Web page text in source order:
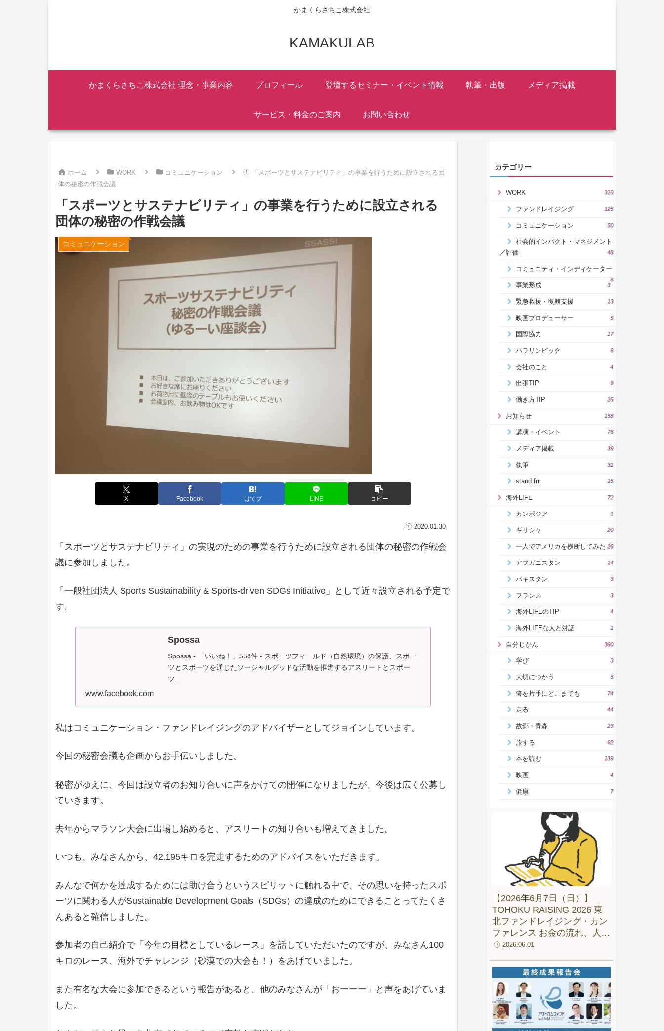
かまくらさちこ株式会社
KAMAKULAB
かまくらさちこ株式会社 理念・事業内容 プロフィール 登壇するセミナー・イベント情報 執筆・出版 メディア掲載
サービス・料金のご案内 お問い合わせ
ホーム WORK コミュニケーション
「スポーツとサステナビリティ」の事業を行うために設立される団
体の秘密の作戦会議
「スポーツとサステナビリティ」の事業を行うために設立される
団体の秘密の作戦会議
コミュニケーション
X Facebook はてブ LINE コピー
2020.01.30
「スポーツとサステナビリティ」の実現のための事業を行うために設立される団体の秘密の作戦会
議に参加しました。
「一般社団法人 Sports Sustainability & Sports-driven SDGs Initiative」として近々設立される予定で
す。
Spossa
Spossa - 「いいね！」558件 - スポーツフィールド（自然環境）の保護、スポー
ツとスポーツを通じたソーシャルグッドな活動を推進するアスリートとスポー
ツ...
www.facebook.com
私はコミュニケーション・ファンドレイジングのアドバイザーとしてジョインしています。
今回の秘密会議も企画からお手伝いしました。
秘密がゆえに、今回は設立者のお知り合いに声をかけての開催になりましたが、今後は広く公募し
ていきます。
去年からマラソン大会に出場し始めると、アスリートの知り合いも増えてきました。
いつも、みなさんから、42.195キロを完走するためのアドバイスをいただきます。
みんなで何かを達成するためには助け合うというスピリットに触れる中で、その思いを持ったスポ
ーツに関わる人がSustainable Development Goals（SDGs）の達成のためにできることってたくさ
んあると確信しました。
参加者の自己紹介で「今年の目標としているレース」を話していただいたのですが、みなさん100
キロのレース、海外でチャレンジ（砂漠での大会も！）をあげていました。
また有名な大会に参加できるという報告があると、他のみなさんが「おーーー」と声をあげていま
した。
カテゴリー
WORK 310
ファンドレイジング 125
コミュニケーション 50
社会的インパクト・マネジメント
／評価
48
コミュニティ・インディケーター
6
事業形成 3
緊急救援・復興支援 13
映画プロデューサー 5
国際協力 17
パラリンピック 6
会社のこと 4
出張TIP 9
働き方TIP 25
お知らせ 158
講演・イベント 75
メディア掲載 39
執筆 31
stand.fm 15
海外LIFE 72
カンボジア 1
ギリシャ 20
一人でアメリカを横断してみた 26
アフガニスタン 14
パキスタン 3
フランス 3
海外LIFEのTIP 4
海外LIFEな人と対話 1
自分じかん 360
学び 3
大切につかう 5
箸を片手にどこまでも 74
走る 44
故郷・青森 23
旅する 62
本を読む 139
映画 4
健康 7
【2026年6月7日（日）】
TOHOKU RAISING 2026 東
北ファンドレイジング・カン
ファレンス お金の流れ、人の
流れ、地域の未来をつくる
2026.06.01